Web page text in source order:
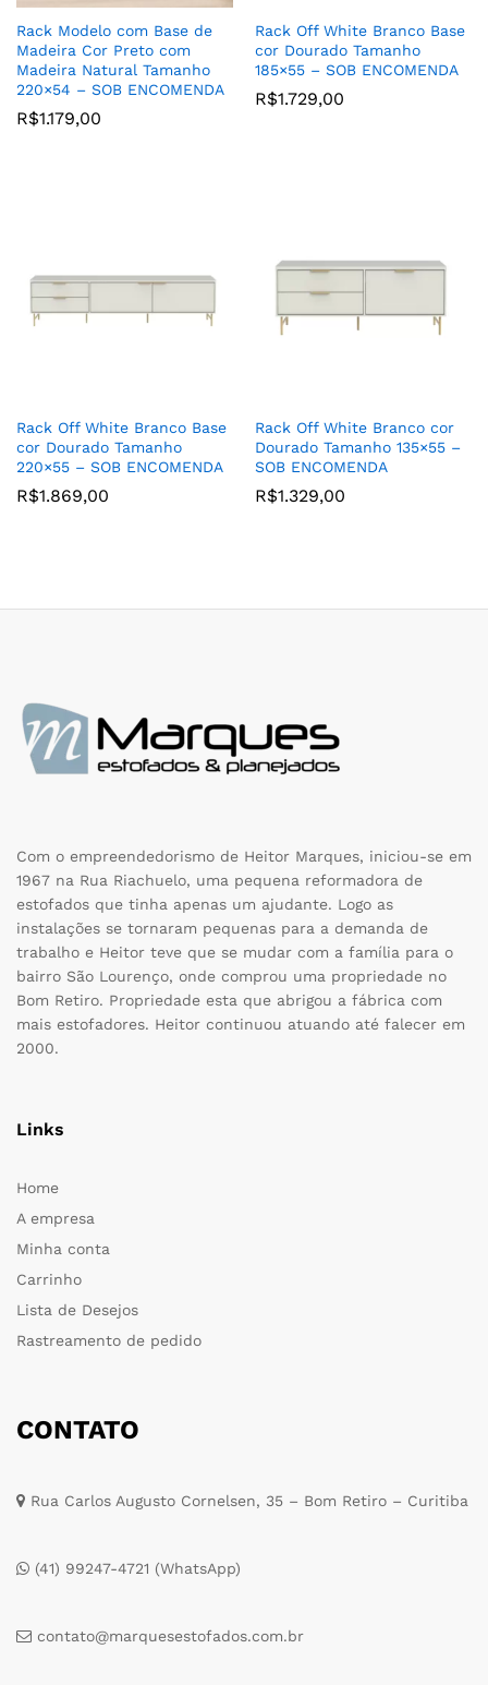
Rack Modelo com Base de
Madeira Cor Preto com
Madeira Natural Tamanho
220×54 – SOB ENCOMENDA
R$1.179,00
Rack Off White Branco Base
cor Dourado Tamanho
185×55 – SOB ENCOMENDA
R$1.729,00
Rack Off White Branco Base
cor Dourado Tamanho
220×55 – SOB ENCOMENDA
R$1.869,00
Rack Off White Branco cor
Dourado Tamanho 135×55 –
SOB ENCOMENDA
R$1.329,00
Com o empreendedorismo de Heitor Marques, iniciou-se em
1967 na Rua Riachuelo, uma pequena reformadora de
estofados que tinha apenas um ajudante. Logo as
instalações se tornaram pequenas para a demanda de
trabalho e Heitor teve que se mudar com a família para o
bairro São Lourenço, onde comprou uma propriedade no
Bom Retiro. Propriedade esta que abrigou a fábrica com
mais estofadores. Heitor continuou atuando até falecer em
2000.
Links
Home
A empresa
Minha conta
Carrinho
Lista de Desejos
Rastreamento de pedido
CONTATO
Rua Carlos Augusto Cornelsen, 35 – Bom Retiro – Curitiba
(41) 99247-4721 (WhatsApp)
contato@marquesestofados.com.br